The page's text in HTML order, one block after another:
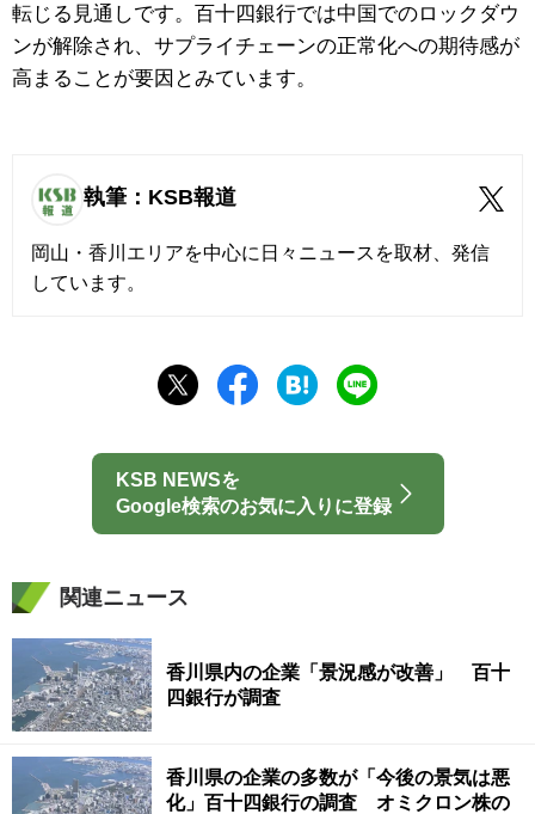
転じる見通しです。百十四銀行では中国でのロックダウ
ンが解除され、サプライチェーンの正常化への期待感が
高まることが要因とみています。
執筆：KSB報道
岡山・香川エリアを中心に日々ニュースを取材、発信
しています。
KSB NEWSを
Google検索のお気に入りに登録
関連ニュース
香川県内の企業「景況感が改善」 百十
四銀行が調査
香川県の企業の多数が「今後の景気は悪
化」百十四銀行の調査 オミクロン株の